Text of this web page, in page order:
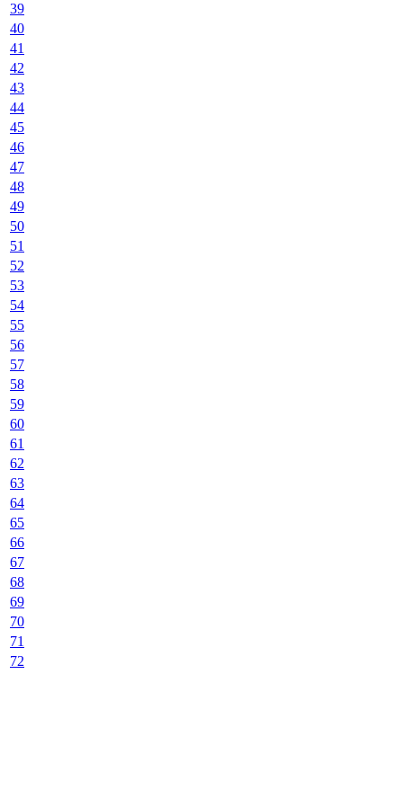
39
40
41
42
43
44
45
46
47
48
49
50
51
52
53
54
55
56
57
58
59
60
61
62
63
64
65
66
67
68
69
70
71
72